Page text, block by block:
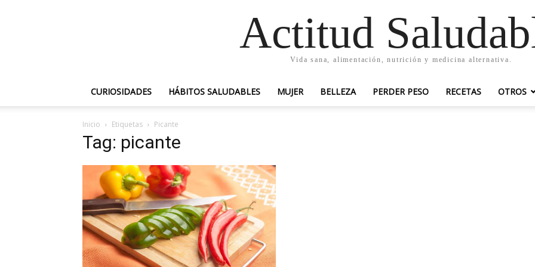
Actitud
Vida sana, alimentación, nutrición y medicina alternativa.
CURIOSIDADES HÁBITOS SALUDABLES MUJER BELLEZA PERDER PESO RECETAS OTROS
Inicio Etiquetas Picante
Tag: picante